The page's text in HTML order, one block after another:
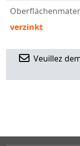
verzinkt
Veuillez